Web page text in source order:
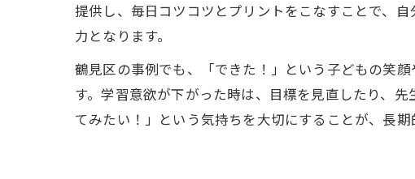
提供し、毎日コツコツとプリントをこなすことで、
力となります。
鶴見区の事例でも、「できた！」という子どもの笑
す。学習意欲が下がった時は、目標を見直したり、
てみたい！」という気持ちを大切にすることが、長期